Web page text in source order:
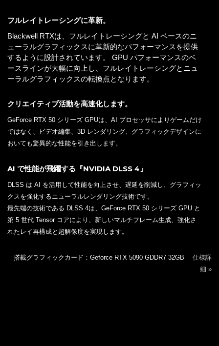
フルレイトレーシングに革新。
Blackwell RTXは、フルレイトレーシングと AI ベースのニ
ューラルグラフィックスに革新的なパフォーマンスを提供
するように設計されています。 GPU パフォーマンスのベ
ースラインが大幅に向上し、フルレイトレーシングとニュ
ーラルグラフィックスの転換点となります。
クリエイティブ活動を高速化します。
GeForce RTX 50 シリーズ GPUは、AI プロセッサによりゲームだけ
ではなく、ビデオ編集、3D レンダリング、グラフィックデザインに
おいても驚異的な性能を引き出します。
AI で性能が飛躍する『NVIDIA DLSS 4』
DLSS は AI を活用して性能を向上させ、遅延を削減し、グラフィッ
クスを強化するニューラルレンダリング技術です。
最先端の技術である DLSS 4は、GeForce RTX 50 シリーズ GPU と
第 5 世代 Tensor コアにより、新しいマルチフレーム生成、強化さ
れたレイ再構成と超解像度を実現します。
搭載グラフィックカード：Geforce RTX 5090 GDDR7 32GB 仕様詳
細 »